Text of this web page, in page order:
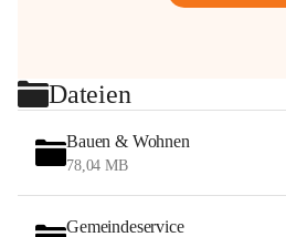
Dateien
Bauen & Wohnen
78,04 MB
Gemeindeservice